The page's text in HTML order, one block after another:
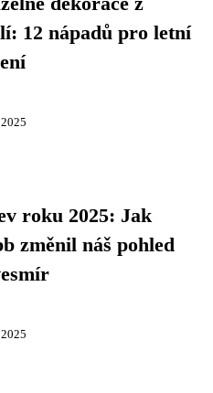
12 nápadů pro letní
roku 2025: Jak
změnil náš pohled